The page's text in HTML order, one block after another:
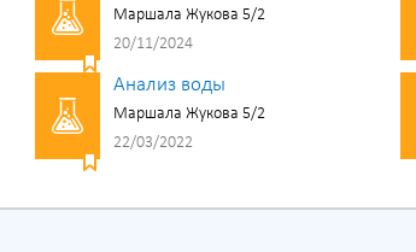
Маршала Жукова 5/2
20/11/2024
Анализ воды
Маршала Жукова 5/2
22/03/2022